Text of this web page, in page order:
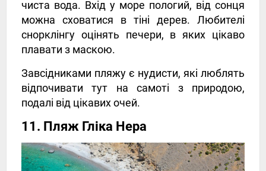
чиста вода. Вхід у море пологий, від сонця
можна сховатися в тіні дерев. Любителі
снорклінгу оцінять печери, в яких цікаво
плавати з маскою.
Завсідниками пляжу є нудисти, які люблять
відпочивати тут на самоті з природою,
подалі від цікавих очей.
11. Пляж Гліка Нера